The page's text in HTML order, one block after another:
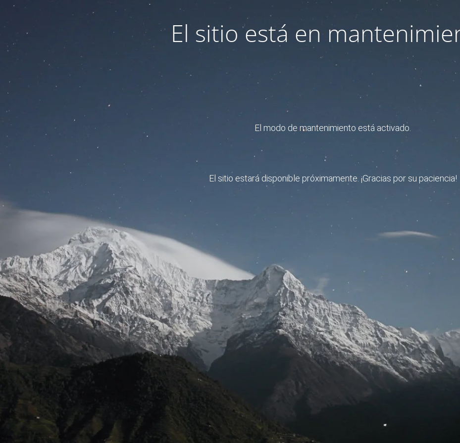
El sitio está en
El modo de mantenimiento está activado.
El sitio estará disponible próximamente. ¡Gracias por su paciencia!